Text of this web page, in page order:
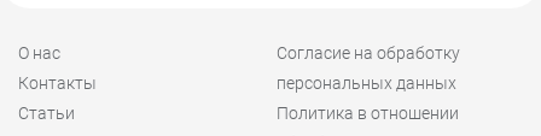
О нас
Контакты
Статьи
Согласие на обработку
персональных данных
Политика в отношении